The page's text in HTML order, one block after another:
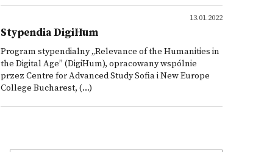
13.01.2022
Stypendia DigiHum
Program stypendialny „Relevance of the Humanities in
the Digital Age” (DigiHum), opracowany wspólnie
przez Centre for Advanced Study Sofia i New Europe
College Bucharest, (...)